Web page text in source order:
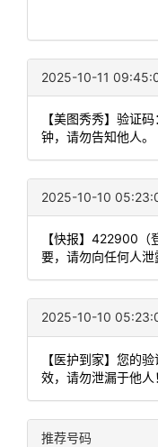
2025-10-11
【美图秀秀】验证
钟，请勿告知他人。
2025-10-10
【快报】422900（
要，请勿向任何人泄
2025-10-10
【医护到家】您的
效，请勿泄漏于他人
推荐号码